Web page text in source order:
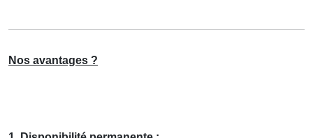
Nos avantages ?